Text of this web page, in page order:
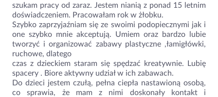
szukam pracy od zaraz. Jestem nianią z ponad 15 letnim
doświadczeniem. Pracowałam rok w żłobku.
Szybko zaprzyjaźniam się ze swoimi podopiecznymi jak i
one szybko mnie akceptują. Umiem oraz bardzo lubie
tworzyć i organizować zabawy plastyczne ,łamigłówki,
ruchowe, dlatego
czas z dzieckiem staram się spędzać kreatywnie. Lubię
spacery . Biore aktywny udział w ich zabawach.
Do dzieci jestem czułą, pełna ciepła nastawioną osobą,
co sprawia, że mam z nimi doskonały kontakt i